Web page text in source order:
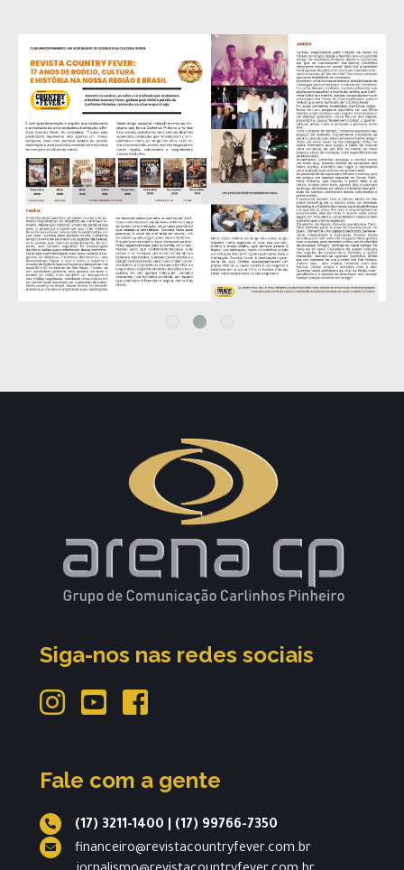
Siga-nos nas redes sociais
Fale com a gente
(17) 3211-1400
(17) 99766-7350
financeiro@revistacountryfever.com.br